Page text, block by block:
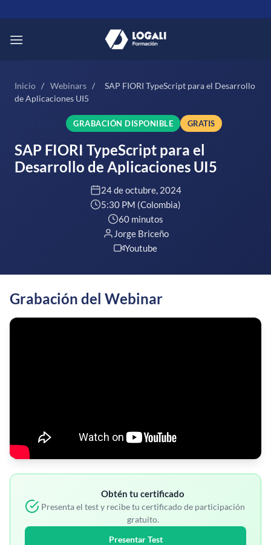
al
contenido
Inicio / Webinars /
SAP FIORI TypeScript para el Desarrollo
de Aplicaciones UI5
GRABACIÓN DISPONIBLE GRATIS
SAP FIORI TypeScript para el
Desarrollo de Aplicaciones UI5
24 de octubre, 2024
5:30 PM (Colombia)
60 minutos
Jorge Briceño
Youtube
Grabación del Webinar
Obtén tu certificado
Presenta el test y recibe tu certificado de participación
gratuito.
Presentar Test